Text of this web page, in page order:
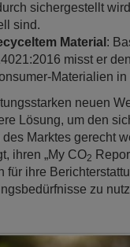
sichergestellt
sind.
Material :
misst er
Materialien in
neuen
Lösung, um den
Marktes gerecht
ihren „My CO2
für ihre
zu